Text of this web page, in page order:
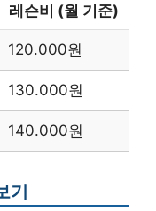
레슨비 (월 기준)
120.000원
130.000원
140.000원
기